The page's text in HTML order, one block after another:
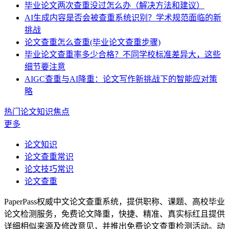
毕业论文两次查重没过怎么办（解决方法和建议）
AI生成内容是否会被查重系统识别？学术规范面临的新
挑战
论文查重怎么查重(毕业论文查重步骤)
毕业论文查重率多少合格？不同学校标准差异大，这些
细节要注意
AIGC查重与AI降重：论文写作新挑战下的智能应对策
略
热门论文知识焦点
更多
论文知识
论文查重常识
论文技巧常识
论文查重
PaperPass权威中文论文查重系统，提供职称、课题、高校毕业
论文检测服务，免费论文降重，快捷、精准、真实标红且提供
详细相似来源及修改意见，并推出免费论文查重检测活动。动